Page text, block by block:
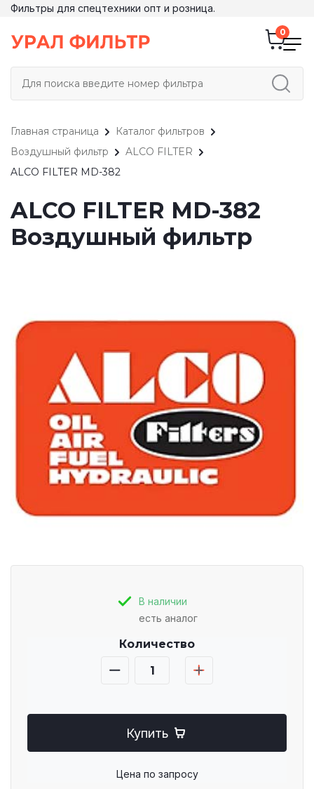
Фильтры для спецтехники опт и розница.
Главная страница
Каталог фильтров
Воздушный фильтр
ALCO FILTER
ALCO FILTER MD-382
ALCO FILTER MD-382
Воздушный фильтр
В наличии
есть аналог
Количество
Купить
Цена по запросу